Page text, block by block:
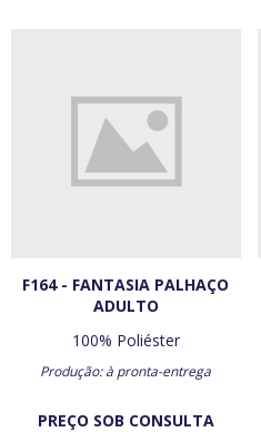
F164 - FANTASIA PALHAÇO
ADULTO
100% Poliéster
Produção: à pronta-entrega
PREÇO SOB CONSULTA